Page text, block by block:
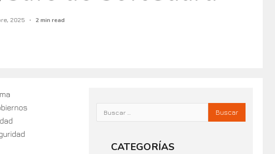
2025 2 min read
CATEGORÍAS